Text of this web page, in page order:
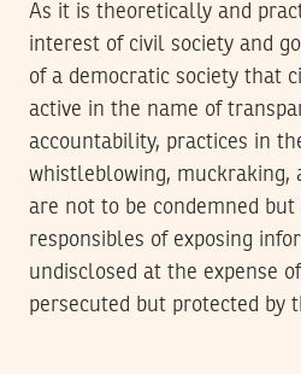
As it is theoretically and
interest of civil society and
of a democratic society that
active in the name of
accountability, practices in
whistleblowing, muckraking,
are not to be condemned but
responsibles of exposing
undisclosed at the expense
persecuted but protected by